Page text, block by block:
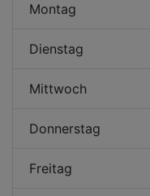
Montag
Dienstag
Mittwoch
Donnerstag
Freitag